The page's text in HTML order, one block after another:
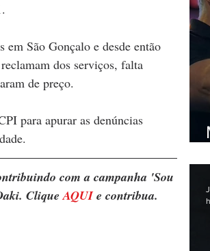
em São Gonçalo e desde então
dos serviços, falta
de preço.
para apurar as denúncias
com a campanha 'Sou
Clique AQUI e contribua.